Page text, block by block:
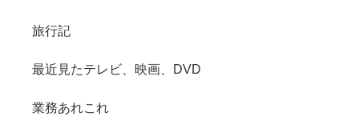
旅行記
最近見たテレビ、映画、DVD
業務あれこれ